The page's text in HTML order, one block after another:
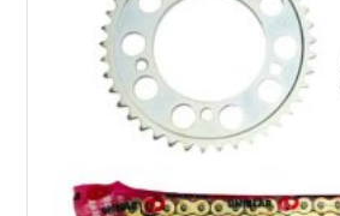
AGGIUNGI AL CARRELLO